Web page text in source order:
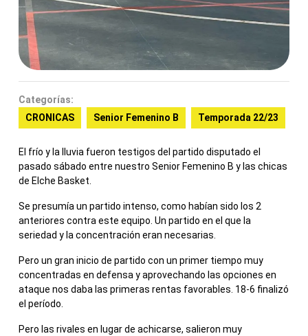
Categorías:
CRONICAS
Senior Femenino B Temporada 22/23
El frío y la lluvia fueron testigos del partido disputado el
pasado sábado entre nuestro Senior Femenino B y las chicas
de Elche Basket.
Se presumía un partido intenso, como habían sido los 2
anteriores contra este equipo. Un partido en el que la
seriedad y la concentración eran necesarias.
Pero un gran inicio de partido con un primer tiempo muy
concentradas en defensa y aprovechando las opciones en
ataque nos daba las primeras rentas favorables. 18-6 finalizó
el período.
Pero las rivales en lugar de achicarse, salieron muy